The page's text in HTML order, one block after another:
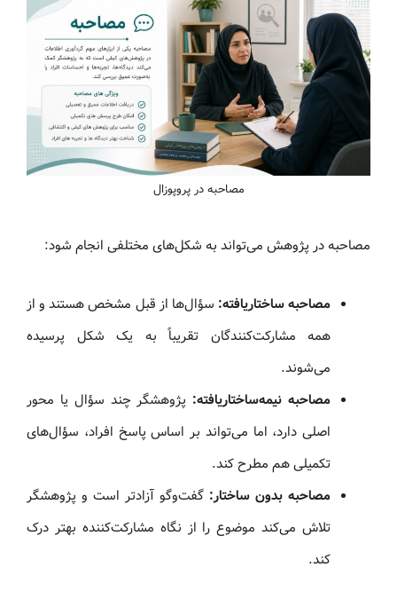
مصاحبه در پروپوزال
مصاحبه در پژوهش می‌تواند به شکل‌های مختلفی انجام شود:
مصاحبه ساختاریافته: سؤال‌ها از قبل مشخص هستند و از
همه مشارکت‌کنندگان تقریباً به یک شکل پرسیده
می‌شوند.
مصاحبه نیمه‌ساختاریافته: پژوهشگر چند سؤال یا محور
اصلی دارد، اما می‌تواند بر اساس پاسخ افراد، سؤال‌های
تکمیلی هم مطرح کند.
مصاحبه بدون ساختار: گفت‌وگو آزادتر است و پژوهشگر
تلاش می‌کند موضوع را از نگاه مشارکت‌کننده بهتر درک
کند.